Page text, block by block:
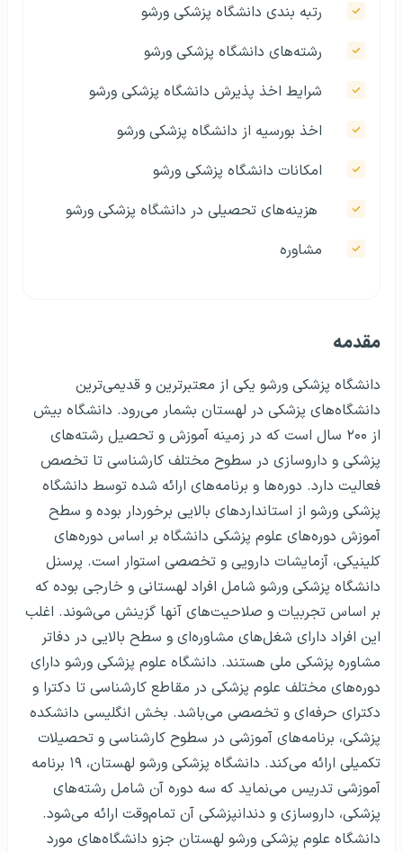
رتبه بندی دانشگاه پزشکی ورشو
رشته‌های دانشگاه پزشکی ورشو
شرایط اخذ پذیرش دانشگاه پزشکی ورشو
اخذ بورسیه از دانشگاه پزشکی ورشو
امکانات دانشگاه پزشکی ورشو
هزینه‌های تحصیلی در دانشگاه پزشکی ورشو
مشاوره
مقدمه
دانشگاه پزشکی ورشو یکی از معتبرترین و قدیمی‌ترین
دانشگاه‌های پزشکی در لهستان بشمار می‌رود. دانشگاه بیش
از ۲۰۰ سال است که در زمینه آموزش و تحصیل رشته‌های
پزشکی و داروسازی در سطوح مختلف کارشناسی تا تخصص
فعالیت دارد. دوره‌ها و برنامه‌های ارائه شده توسط دانشگاه
پزشکی ورشو از استانداردهای بالایی برخوردار بوده و سطح
آموزش دوره‌های علوم پزشکی دانشگاه بر اساس دوره‌های
کلینیکی، آزمایشات دارویی و تخصصی استوار است. پرسنل
دانشگاه پزشکی ورشو شامل افراد لهستانی و خارجی بوده که
بر اساس تجربیات و صلاحیت‌های آنها گزینش می‌شوند. اغلب
این افراد دارای شغل‌های مشاوره‌ای و سطح بالایی در دفاتر
مشاوره پزشکی ملی هستند. دانشگاه علوم پزشکی ورشو دارای
دوره‌های مختلف علوم پزشکی در مقاطع کارشناسی تا دکترا و
دکترای حرفه‌ای و تخصصی می‌باشد. بخش انگلیسی دانشکده
پزشکی، برنامه‌های آموزشی در سطوح کارشناسی و تحصیلات
تکمیلی ارائه می‌کند. دانشگاه پزشکی ورشو لهستان، ۱۹ برنامه
آموزشی تدریس می‌نماید که سه دوره آن شامل رشته‌های
پزشکی، داروسازی و دندانپزشکی آن تمام‌وقت ارائه می‌شود.
دانشگاه علوم پزشکی ورشو لهستان جزو دانشگاه‌های مورد